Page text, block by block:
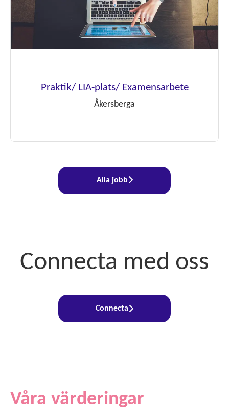
Praktik/ LIA-plats/ Examensarbete
Åkersberga
Alla jobb
Connecta med oss
Connecta
Våra värderingar